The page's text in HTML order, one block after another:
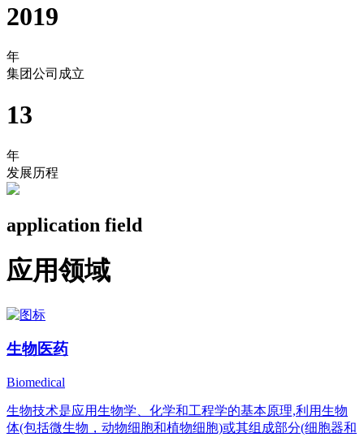
2019
年
集团公司成立
13
年
发展历程
application field
应用领域
生物医药
Biomedical
生物技术是应用生物学、化学和工程学的基本原理,利用生物
体(包括微生物，动物细胞和植物细胞)或其组成部分(细胞器和